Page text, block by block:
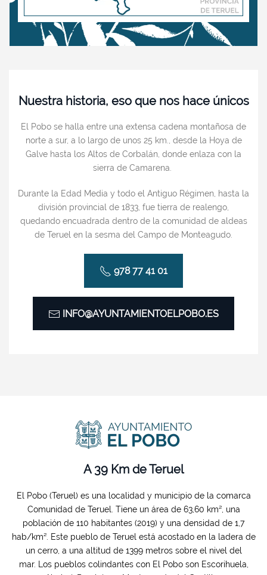
Nuestra historia, eso que nos hace únicos
El Pobo se halla entre una extensa cadena montañosa de
norte a sur, a lo largo de unos 25 km., desde la Hoya de
Galve hasta los Altos de Corbalán, donde enlaza con la
sierra de Camarena.
Durante la Edad Media y todo el Antiguo Régimen, hasta la
división provincial de 1833, fue tierra de realengo,
quedando encuadrada dentro de la comunidad de aldeas
de Teruel en la sesma del Campo de Monteagudo.
978 77 41 01
INFO@AYUNTAMIENTOELPOBO.ES
A 39 Km de Teruel
El Pobo (Teruel) es una localidad y municipio de la comarca
Comunidad de Teruel. Tiene un área de 63,60 km², una
población de 110 habitantes (2019) y una densidad de 1,7
hab/km². Este pueblo de Teruel está acostado en la ladera de
un cerro, a una altitud de 1399 metros sobre el nivel del
mar. Los pueblos colindantes con El Pobo son Escorihuela,